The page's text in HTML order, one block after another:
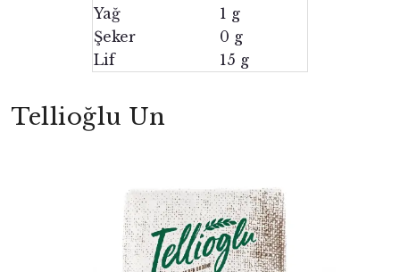
Yağ
1 g
Şeker
0 g
Lif
15 g
Tellioğlu Un